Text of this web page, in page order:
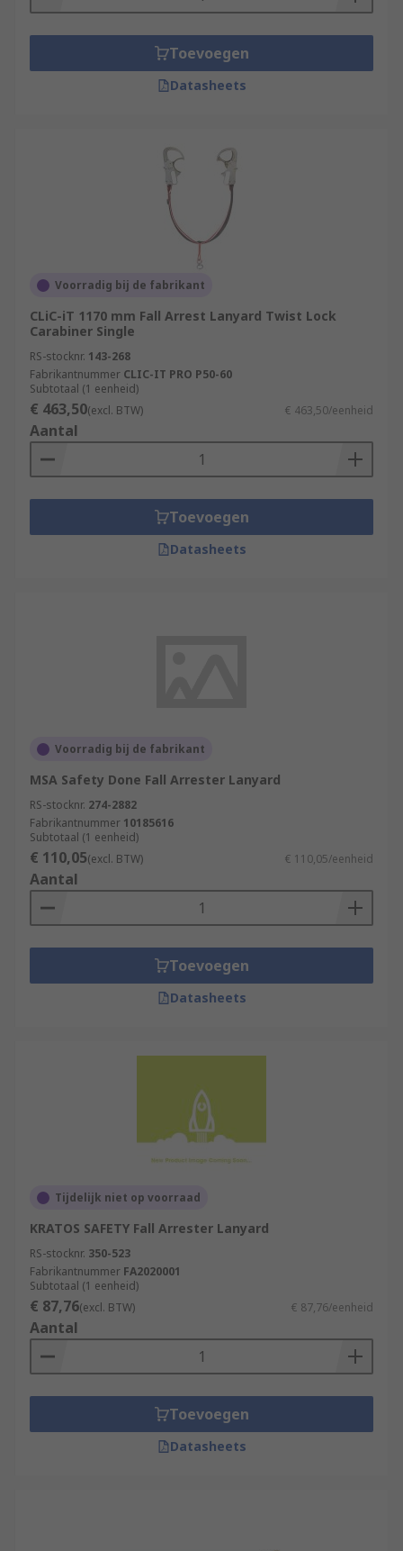
Toevoegen
Datasheets
Voorradig bij de fabrikant
CLiC-iT 1170 mm Fall Arrest Lanyard Twist Lock
Carabiner Single
RS-stocknr. 143-268
Fabrikantnummer CLIC-IT PRO P50-60
Subtotaal (1 eenheid)
€ 463,50(excl. BTW) € 463,50/eenheid
Aantal
Toevoegen
Datasheets
Voorradig bij de fabrikant
MSA Safety Done Fall Arrester Lanyard
RS-stocknr. 274-2882
Fabrikantnummer 10185616
Subtotaal (1 eenheid)
€ 110,05(excl. BTW) € 110,05/eenheid
Aantal
Toevoegen
Datasheets
Tijdelijk niet op voorraad
KRATOS SAFETY Fall Arrester Lanyard
RS-stocknr. 350-523
Fabrikantnummer FA2020001
Subtotaal (1 eenheid)
€ 87,76(excl. BTW) € 87,76/eenheid
Aantal
Toevoegen
Datasheets